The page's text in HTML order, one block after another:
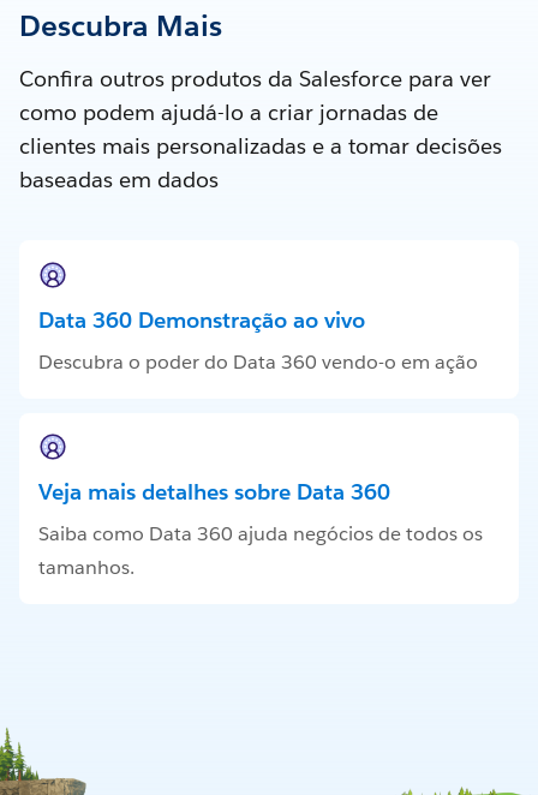
Descubra Mais
Confira outros produtos da Salesforce para ver
como podem ajudá-lo a criar jornadas de
clientes mais personalizadas e a tomar decisões
baseadas em dados
Data 360 Demonstração ao vivo
Descubra o poder do Data 360 vendo-o em ação
Veja mais detalhes sobre Data 360
Saiba como Data 360 ajuda negócios de todos os
tamanhos.